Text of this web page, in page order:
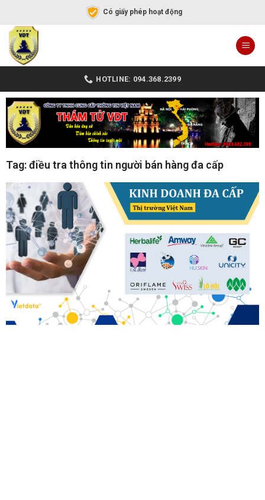
Có giấy phép hoạt động
HOTLINE: 094.368.2399
Tag: điều tra thông tin người bán hàng đa cấp